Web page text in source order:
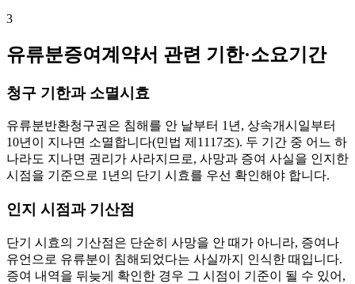
3
유류분증여계약서 관련 기한·소요기간
청구 기한과 소멸시효
유류분반환청구권은 침해를 안 날부터 1년, 상속개시일부터
10년이 지나면 소멸합니다(민법 제1117조). 두 기간 중 어느 하
나라도 지나면 권리가 사라지므로, 사망과 증여 사실을 인지한
시점을 기준으로 1년의 단기 시효를 우선 확인해야 합니다.
인지 시점과 기산점
단기 시효의 기산점은 단순히 사망을 안 때가 아니라, 증여나
유언으로 유류분이 침해되었다는 사실까지 인식한 때입니다.
증여 내역을 뒤늦게 확인한 경우 그 시점이 기준이 될 수 있어,